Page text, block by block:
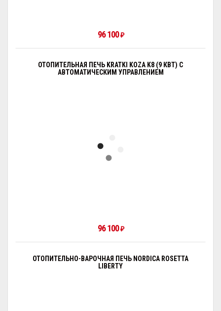
96 100₽
ОТОПИТЕЛЬНАЯ ПЕЧЬ KRATKI KOZA K8 (9 КВТ) С
АВТОМАТИЧЕСКИМ УПРАВЛЕНИЕМ
96 100₽
ОТОПИТЕЛЬНО-ВАРОЧНАЯ ПЕЧЬ NORDICA ROSETTA
LIBERTY